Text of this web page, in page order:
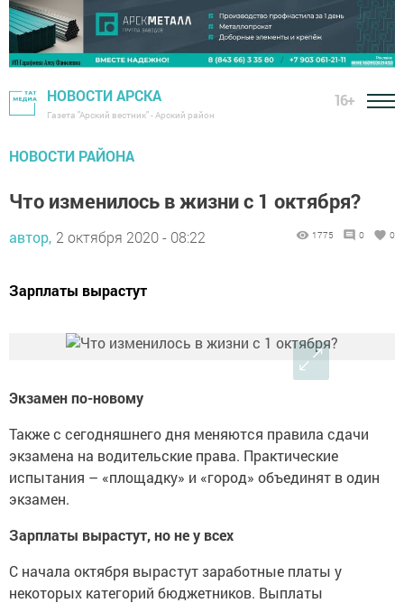
НОВОСТИ АРСКА
Газета "Арский вестник" - Арский район
16+
НОВОСТИ РАЙОНА
Что изменилось в жизни с 1 октября?
автор, 2 октября 2020 - 08:22 1775 0 0
Зарплаты вырастут
Экзамен по-новому
Также с сегодняшнего дня меняются правила сдачи
экзамена на водительские права. Практические
испытания – «площадку» и «город» объединят в один
экзамен.
Зарплаты вырастут, но не у всех
С начала октября вырастут заработные платы у
некоторых категорий бюджетников. Выплаты